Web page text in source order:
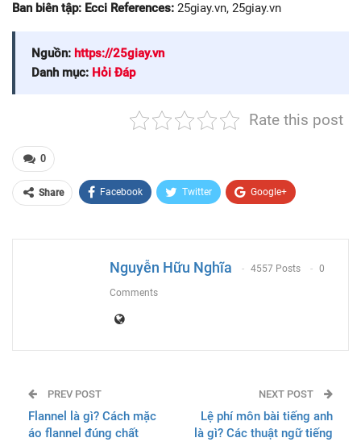
Ban biên tập: Ecci References: 25giay.vn, 25giay.vn
Nguồn: https://25giay.vn
Danh mục: Hỏi Đáp
Rate this post
0
Share Facebook Twitter Google+
Nguyễn Hữu Nghĩa 4557 Posts 0
Comments
PREV POST
Flannel là gì? Cách mặc
áo flannel đúng chất
NEXT POST
Lệ phí môn bài tiếng anh
là gì? Các thuật ngữ tiếng